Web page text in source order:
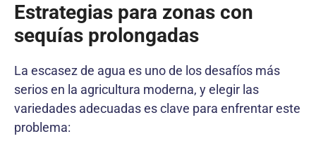
Estrategias para zonas con
sequías prolongadas
La escasez de agua es uno de los desafíos más
serios en la agricultura moderna, y elegir las
variedades adecuadas es clave para enfrentar este
problema: